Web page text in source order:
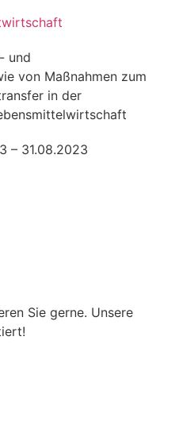
und
von Maßnahmen zum
in der
– 31.08.2023
Sie gerne. Unsere